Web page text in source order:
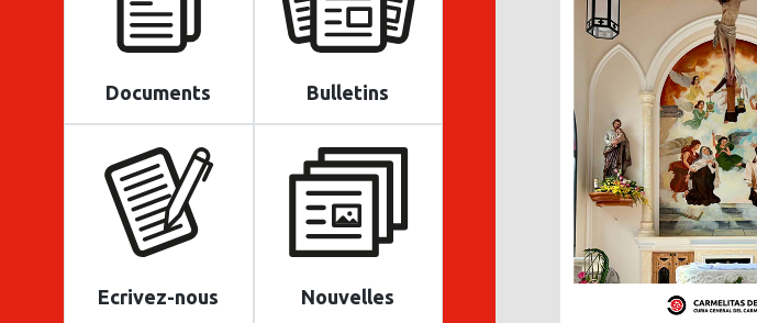
Documents Bulletins
Ecrivez-nous Nouvelles